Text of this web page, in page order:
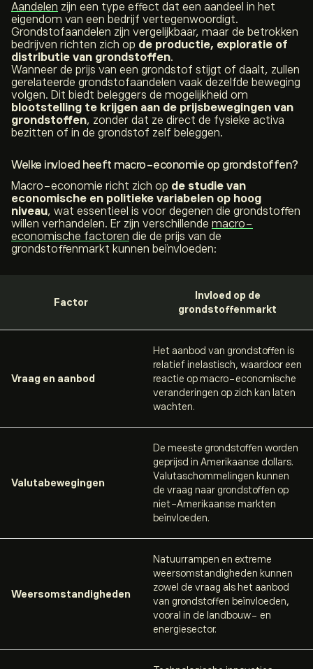
Aandelen zijn een type effect dat een aandeel in het
eigendom van een bedrijf vertegenwoordigt.
Grondstofaandelen zijn vergelijkbaar, maar de betrokken
bedrijven richten zich op de productie, exploratie of
distributie van grondstoffen.
Wanneer de prijs van een grondstof stijgt of daalt, zullen
gerelateerde grondstofaandelen vaak dezelfde beweging
volgen. Dit biedt beleggers de mogelijkheid om
blootstelling te krijgen aan de prijsbewegingen van
grondstoffen, zonder dat ze direct de fysieke activa
bezitten of in de grondstof zelf beleggen.
Welke invloed heeft macro-economie op grondstoffen?
Macro-economie richt zich op de studie van
economische en politieke variabelen op hoog
niveau, wat essentieel is voor degenen die grondstoffen
willen verhandelen. Er zijn verschillende macro-
economische factoren die de prijs van de
grondstoffenmarkt kunnen beïnvloeden:
Factor
Invloed op de
grondstoffenmarkt
Vraag en aanbod
Het aanbod van grondstoffen is
relatief inelastisch, waardoor een
reactie op macro-economische
veranderingen op zich kan laten
wachten.
Valutabewegingen
De meeste grondstoffen worden
geprijsd in Amerikaanse dollars.
Valutaschommelingen kunnen
de vraag naar grondstoffen op
niet-Amerikaanse markten
beïnvloeden.
Weersomstandigheden
Natuurrampen en extreme
weersomstandigheden kunnen
zowel de vraag als het aanbod
van grondstoffen beïnvloeden,
vooral in de landbouw- en
energiesector.